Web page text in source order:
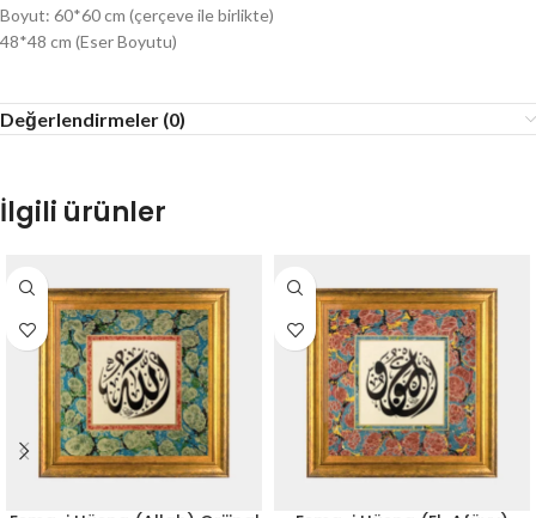
Boyut: 60*60 cm (çerçeve ile birlikte)
48*48 cm (Eser Boyutu)
Değerlendirmeler (0)
İlgili ürünler